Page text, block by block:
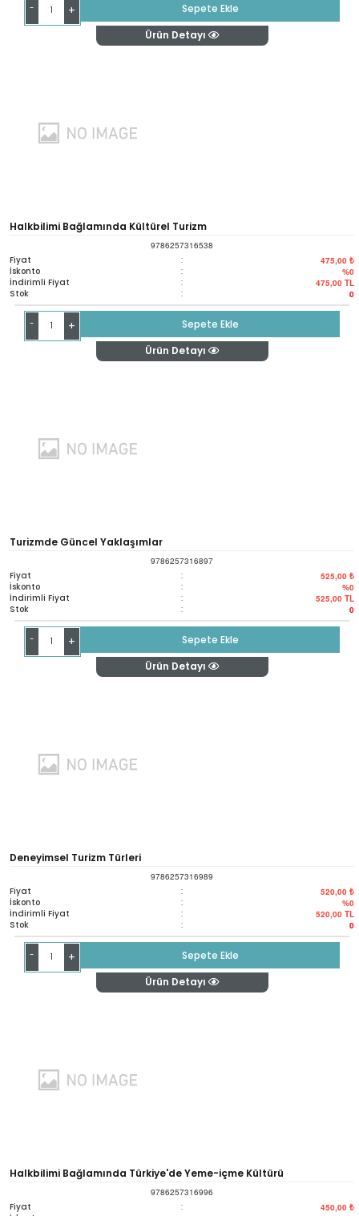
- +
Sepete Ekle
Ürün Detayı
Halkbilimi Bağlamında Kültürel Turizm
9786257316538
Fiyat : 475,00 ₺
İskonto : %0
İndirimli Fiyat : 475,00 TL
Stok : 0
- +
Sepete Ekle
Ürün Detayı
Turizmde Güncel Yaklaşımlar
9786257316897
Fiyat : 525,00 ₺
İskonto : %0
İndirimli Fiyat : 525,00 TL
Stok : 0
- +
Sepete Ekle
Ürün Detayı
Deneyimsel Turizm Türleri
9786257316989
Fiyat : 520,00 ₺
İskonto : %0
İndirimli Fiyat : 520,00 TL
Stok : 0
- +
Sepete Ekle
Ürün Detayı
Halkbilimi Bağlamında Türkiye'de Yeme-içme Kültürü
9786257316996
Fiyat : 450,00 ₺